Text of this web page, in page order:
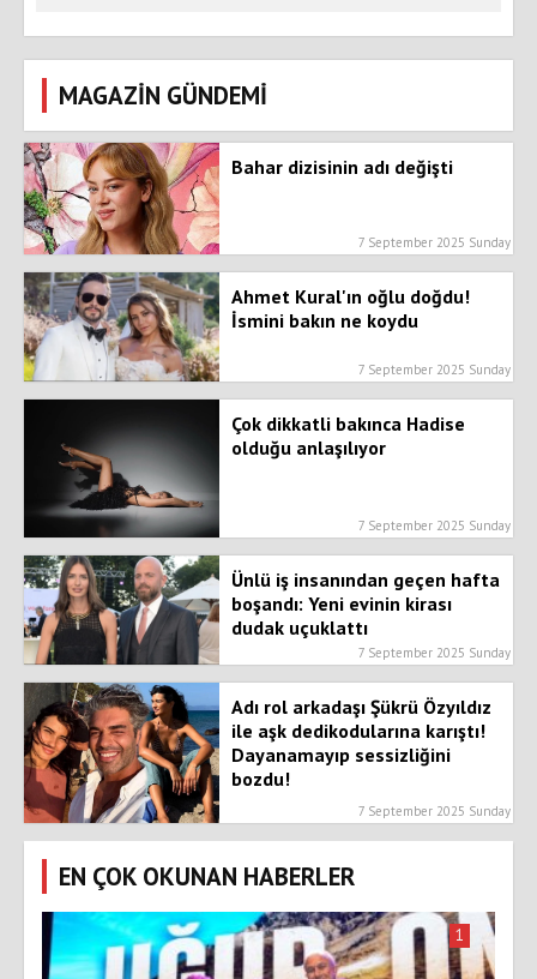
MAGAZİN GÜNDEMİ
Bahar dizisinin adı değişti
7 September 2025 Sunday
Ahmet Kural'ın oğlu doğdu!
İsmini bakın ne koydu
7 September 2025 Sunday
Çok dikkatli bakınca Hadise
olduğu anlaşılıyor
7 September 2025 Sunday
Ünlü iş insanından geçen hafta
boşandı: Yeni evinin kirası
dudak uçuklattı
7 September 2025 Sunday
Adı rol arkadaşı Şükrü Özyıldız
ile aşk dedikodularına karıştı!
Dayanamayıp sessizliğini
bozdu!
7 September 2025 Sunday
EN ÇOK OKUNAN HABERLER
1